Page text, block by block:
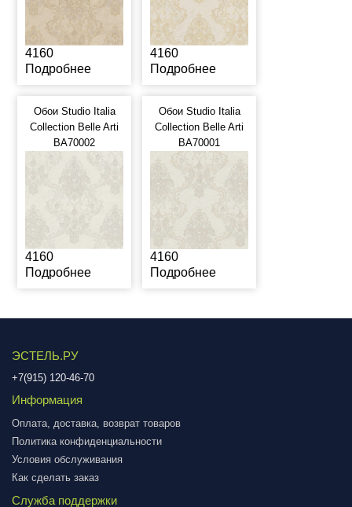
4160
Подробнее
4160
Подробнее
Обои Studio Italia
Collection Belle Arti
BA70002
4160
Подробнее
Обои Studio Italia
Collection Belle Arti
BA70001
4160
Подробнее
ЭСТЕЛЬ.РУ
+7(915) 120-46-70
Информация
Оплата, доставка, возврат товаров
Политика конфиденциальности
Условия обслуживания
Как сделать заказ
Служба поддержки